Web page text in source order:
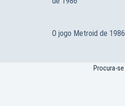
O jogo Metroid de 1986
Procura-se